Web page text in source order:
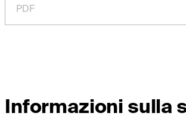
PDF
Informazioni sulla